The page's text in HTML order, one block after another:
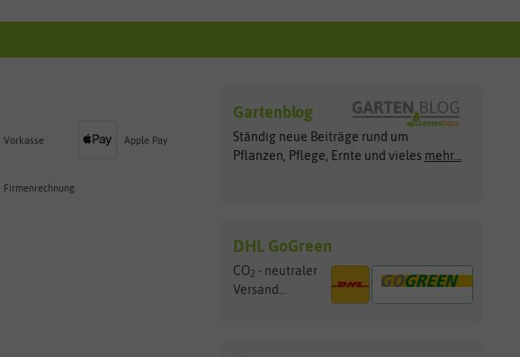
Vorkasse Apple Pay
Firmenrechnung
Gartenblog
Ständig neue Beiträge rund um
Pflanzen, Pflege, Ernte und vieles mehr...
DHL GoGreen
CO2 - neutraler
Versand...